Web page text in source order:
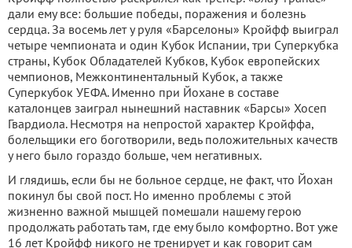
дали ему все: большие победы, поражения и болезнь
сердца. За восемь лет у руля «Барселоны» Кройфф выиграл
четыре чемпионата и один Кубок Испании, три Суперкубка
страны, Кубок Обладателей Кубков, Кубок европейских
чемпионов, Межконтинентальный Кубок, а также
Суперкубок УЕФА. Именно при Йохане в составе
каталонцев заиграл нынешний наставник «Барсы» Хосеп
Гвардиола. Несмотря на непростой характер Кройффа,
болельщики его боготворили, ведь положительных качеств
у него было гораздо больше, чем негативных.
И глядишь, если бы не больное сердце, не факт, что Йохан
покинул бы свой пост. Но именно проблемы с этой
жизненно важной мышцей помешали нашему герою
продолжать работать там, где ему было комфортно. Вот уже
16 лет Кройфф никого не тренирует и как говорит сам